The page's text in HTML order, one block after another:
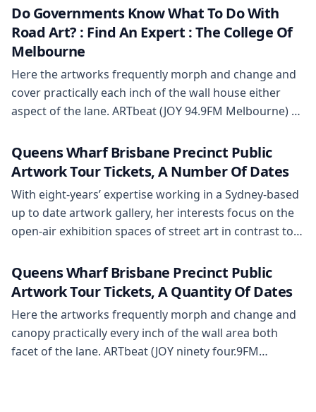
program of JOY 94.9FM Melbourne for a one-hour
interview about our art excursions. Seamountours
(Germany) – August”If you not […]
Do Governments Know What To Do With
Road Art? : Find An Expert : The College Of
Melbourne
Here the artworks frequently morph and change and
cover practically each inch of the wall house either
aspect of the lane. ARTbeat (JOY 94.9FM Melbourne) –
JOY ninety four.9FM Melbourne for a one-hour
interview about our art excursions. Seamountours
Queens Wharf Brisbane Precinct Public
Artwork Tour Tickets, A Number Of Dates
With eight-years’ expertise working in a Sydney-based
up to date artwork gallery, her interests focus on the
open-air exhibition spaces of street art in contrast to
research has a particular focus on female artists and
investigates how road artwork creates a disruption of
Queens Wharf Brisbane Precinct Public
Artwork Tour Tickets, A Quantity Of Dates
Here the artworks frequently morph and change and
canopy practically every inch of the wall area both
facet of the lane. ARTbeat (JOY ninety four.9FM